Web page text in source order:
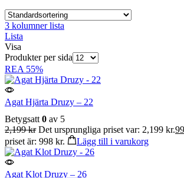
3 kolumner lista
Lista
Visa
Produkter per sida
REA 55%
Agat Hjärta Druzy – 22
Betygsatt 0 av 5
2,199kr Det ursprungliga priset var: 2,199 kr.
priset är: 998 kr.
Lägg till i varukorg
Agat Klot Druzy – 26